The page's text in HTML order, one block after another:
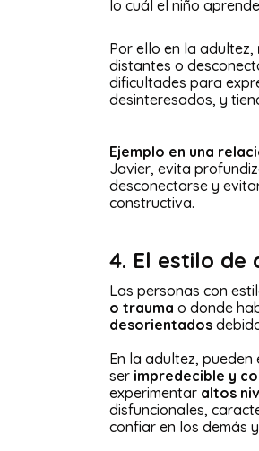
lo cuál el niño
Por ello en la adultez,
distantes o
dificultades para
desinteresados, y
Ejemplo en una
Javier, evita
desconectarse y
constructiva.
4. El estilo de
Las personas con
o trauma o donde
desorientados
En la adultez,
ser impredecible y
experimentar altos
disfuncionales,
confiar en los demás